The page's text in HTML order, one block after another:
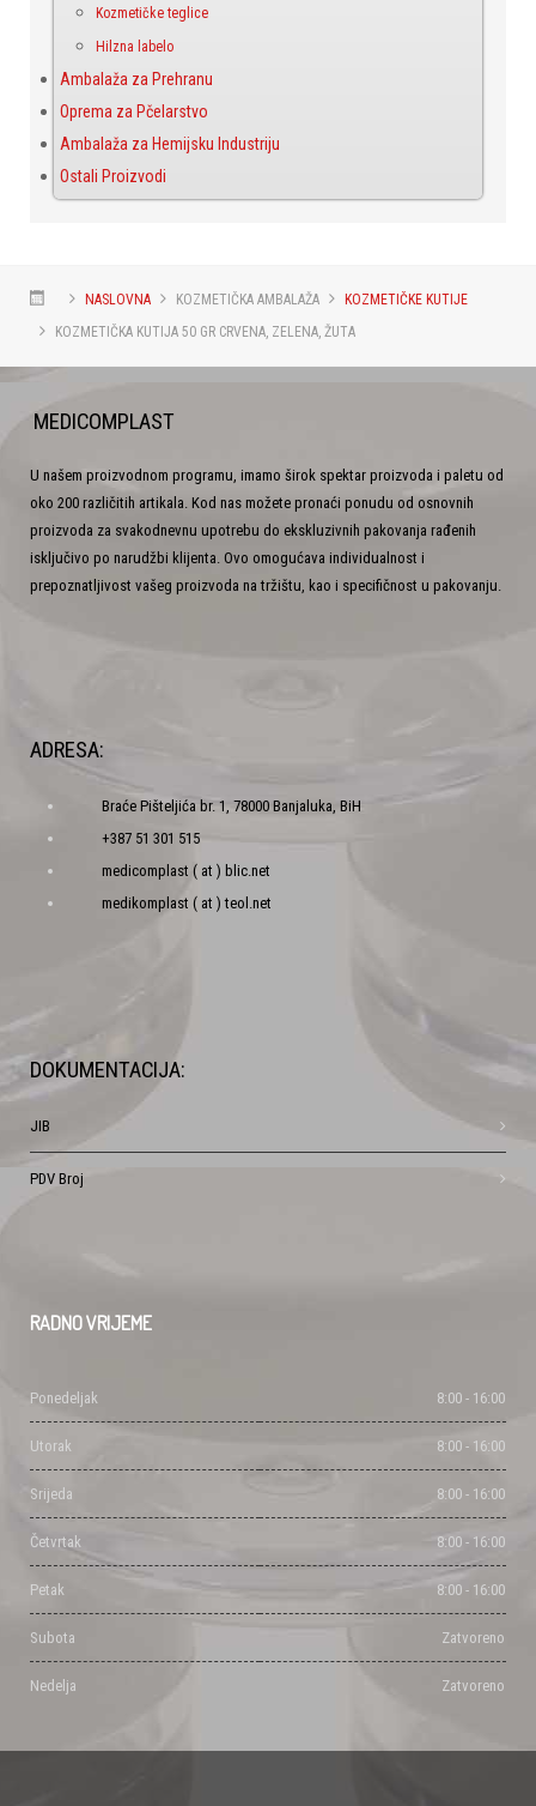
Kozmetičke teglice
Hilzna labelo
Ambalaža za Prehranu
Oprema za Pčelarstvo
Ambalaža za Hemijsku Industriju
Ostali Proizvodi
NASLOVNA KOZMETIČKA AMBALAŽA
KOZMETIČKE KUTIJE
KOZMETIČKA KUTIJA 50 GR CRVENA, ZELENA, ŽUTA
MEDICOMPLAST
U našem proizvodnom programu, imamo širok spektar proizvoda i paletu od
oko 200 različitih artikala. Kod nas možete pronaći ponudu od osnovnih
proizvoda za svakodnevnu upotrebu do ekskluzivnih pakovanja rađenih
isključivo po narudžbi klijenta. Ovo omogućava individualnost i
prepoznatljivost vašeg proizvoda na tržištu, kao i specifičnost u pakovanju.
ADRESA:
Braće Pišteljića br. 1, 78000 Banjaluka, BiH
+387 51 301 515
medicomplast ( at ) blic.net
medikomplast ( at ) teol.net
DOKUMENTACIJA:
JIB
PDV Broj
RADNOVRIJEME
Ponedeljak 8:00 - 16:00
Utorak 8:00 - 16:00
Srijeda 8:00 - 16:00
Četvrtak 8:00 - 16:00
Petak 8:00 - 16:00
Subota Zatvoreno
Nedelja Zatvoreno